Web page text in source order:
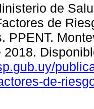
de
de
PPENT.
2018.
de-